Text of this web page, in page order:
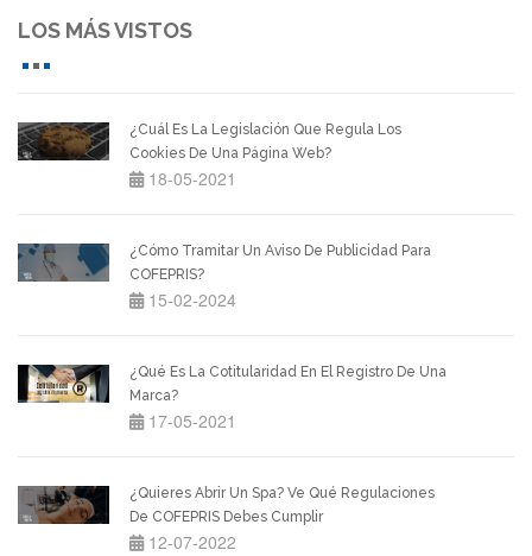
LOS MÁS VISTOS
¿Cuál Es La Legislación Que Regula Los
Cookies De Una Página Web?
18-05-2021
¿Cómo Tramitar Un Aviso De Publicidad Para
COFEPRIS?
15-02-2024
¿Qué Es La Cotitularidad En El Registro De Una
Marca?
17-05-2021
¿Quieres Abrir Un Spa? Ve Qué Regulaciones
De COFEPRIS Debes Cumplir
12-07-2022